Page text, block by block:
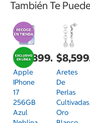
También Te
$19,899.00
Apple
IPhone
17
256GB
Azul
Aretes
De
Perlas
Oro